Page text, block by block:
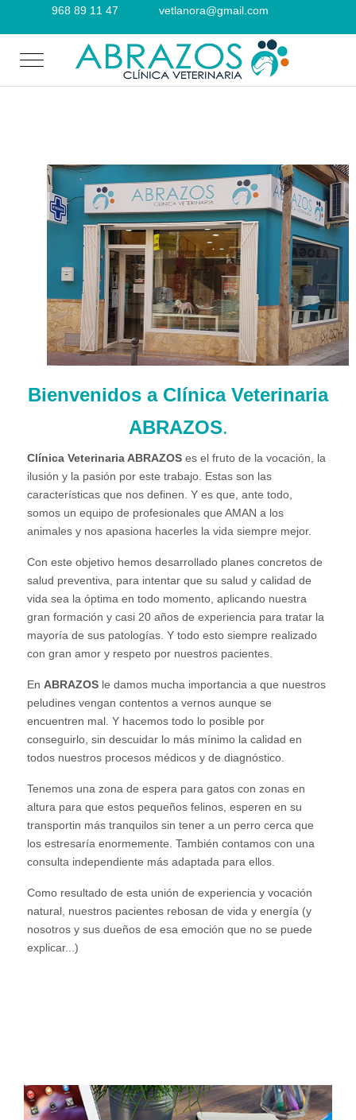
968 89 11 47 vetlanora@gmail.com
Mobile Menu Toggle
Bienvenidos a Clínica Veterinaria
ABRAZOS.
Clínica Veterinaria ABRAZOS es el fruto de la vocación, la
ilusión y la pasión por este trabajo. Estas son las
características que nos definen. Y es que, ante todo,
somos un equipo de profesionales que AMAN a los
animales y nos apasiona hacerles la vida siempre mejor.
Con este objetivo hemos desarrollado planes concretos de
salud preventiva, para intentar que su salud y calidad de
vida sea la óptima en todo momento, aplicando nuestra
gran formación y casi 20 años de experiencia para tratar la
mayoría de sus patologías. Y todo esto siempre realizado
con gran amor y respeto por nuestros pacientes.
En ABRAZOS le damos mucha importancia a que nuestros
peludines vengan contentos a vernos aunque se
encuentren mal. Y hacemos todo lo posible por
conseguirlo, sin descuidar lo más mínimo la calidad en
todos nuestros procesos médicos y de diagnóstico.
Tenemos una zona de espera para gatos con zonas en
altura para que estos pequeños felinos, esperen en su
transportin más tranquilos sin tener a un perro cerca que
los estresaría enormemente. También contamos con una
consulta independiente más adaptada para ellos.
Como resultado de esta unión de experiencia y vocación
natural, nuestros pacientes rebosan de vida y energía (y
nosotros y sus dueños de esa emoción que no se puede
explicar...)